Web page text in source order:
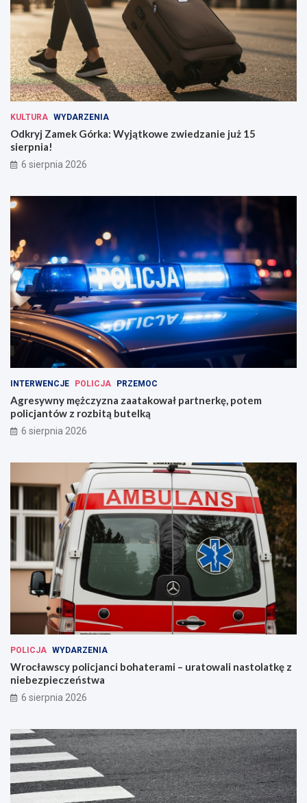
KULTURA WYDARZENIA
Odkryj Zamek Górka: Wyjątkowe zwiedzanie już 15
sierpnia!
6 sierpnia 2026
INTERWENCJE POLICJA PRZEMOC
Agresywny mężczyzna zaatakował partnerkę, potem
policjantów z rozbitą butelką
6 sierpnia 2026
POLICJA WYDARZENIA
Wrocławscy policjanci bohaterami – uratowali nastolatkę z
niebezpieczeństwa
6 sierpnia 2026